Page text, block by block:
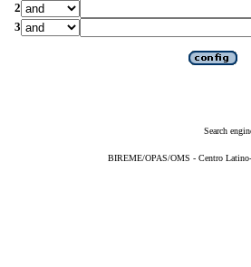
2
3
Search
BIREME/OPAS/OMS - Centro Latino-